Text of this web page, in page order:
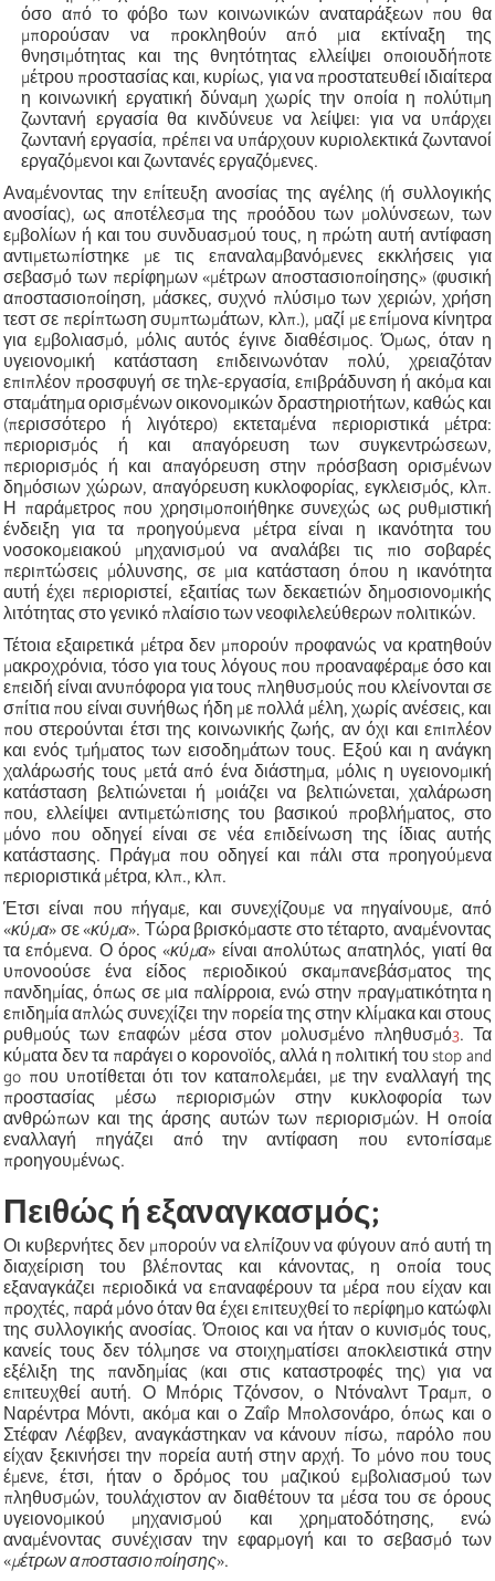
όσο από το φόβο των κοινωνικών αναταράξεων που θα
μπορούσαν να προκληθούν από μια εκτίναξη της
θνησιμότητας και της θνητότητας ελλείψει οποιουδήποτε
μέτρου προστασίας και, κυρίως, για να προστατευθεί ιδιαίτερα
η κοινωνική εργατική δύναμη χωρίς την οποία η πολύτιμη
ζωντανή εργασία θα κινδύνευε να λείψει: για να υπάρχει
ζωντανή εργασία, πρέπει να υπάρχουν κυριολεκτικά ζωντανοί
εργαζόμενοι και ζωντανές εργαζόμενες.
Αναμένοντας την επίτευξη ανοσίας της αγέλης (ή συλλογικής
ανοσίας), ως αποτέλεσμα της προόδου των μολύνσεων, των
εμβολίων ή και του συνδυασμού τους, η πρώτη αυτή αντίφαση
αντιμετωπίστηκε με τις επαναλαμβανόμενες εκκλήσεις για
σεβασμό των περίφημων«μέτρων αποστασιοποίησης» (φυσική
αποστασιοποίηση, μάσκες, συχνό πλύσιμο των χεριών, χρήση
τεστσε περίπτωση συμπτωμάτων, κλπ.), μαζί με επίμονα κίνητρα
για εμβολιασμό, μόλις αυτός έγινε διαθέσιμος. Όμως, όταν η
υγειονομική κατάσταση επιδεινωνόταν πολύ, χρειαζόταν
επιπλέον προσφυγή σε τηλε-εργασία, επιβράδυνση ή ακόμα και
σταμάτημα ορισμένων οικονομικών δραστηριοτήτων, καθώς και
(περισσότερο ή λιγότερο) εκτεταμένα περιοριστικά μέτρα:
περιορισμός ή και απαγόρευση των συγκεντρώσεων,
περιορισμός ή και απαγόρευση στην πρόσβαση ορισμένων
δημόσιων χώρων, απαγόρευση κυκλοφορίας,εγκλεισμός, κλπ.
Η παράμετρος που χρησιμοποιήθηκε συνεχώς ως ρυθμιστική
ένδειξη για τα προηγούμενα μέτρα είναι η ικανότητα του
νοσοκομειακού μηχανισμού να αναλάβει τις πιο σοβαρές
περιπτώσεις μόλυνσης, σε μια κατάσταση όπου η ικανότητα
αυτή έχει περιοριστεί, εξαιτίας των δεκαετιών δημοσιονομικής
λιτότητας στο γενικό πλαίσιο των νεοφιλελεύθερων πολιτικών.
Τέτοια εξαιρετικά μέτρα δεν μπορούν προφανώς να κρατηθούν
μακροχρόνια, τόσο για τους λόγους που προαναφέραμε όσο και
επειδή είναι ανυπόφορα για τους πληθυσμούς που κλείνονται σε
σπίτια που είναι συνήθως ήδη με πολλά μέλη, χωρίς ανέσεις, και
που στερούνται έτσι της κοινωνικής ζωής, αν όχι και επιπλέον
και ενός τμήματος των εισοδημάτων τους. Εξού και η ανάγκη
χαλάρωσής τους μετά από ένα διάστημα, μόλις η υγειονομική
κατάσταση βελτιώνεται ή μοιάζει να βελτιώνεται, χαλάρωση
που,ελλείψει αντιμετώπισης του βασικού προβλήματος, στο
μόνο που οδηγεί είναι σε νέα επιδείνωση της ίδιας αυτής
κατάστασης. Πράγμα που οδηγεί και πάλι στα προηγούμενα
περιοριστικά μέτρα, κλπ., κλπ.
Έτσι είναι που πήγαμε, και συνεχίζουμε να πηγαίνουμε, από
«κύμα» σε «κύμα». Τώρα βρισκόμαστε στο τέταρτο, αναμένοντας
τα επόμενα. Ο όρος «κύμα» είναι απολύτως απατηλός, γιατί θα
υπονοούσε ένα είδος περιοδικού σκαμπανεβάσματος της
πανδημίας, όπως σε μια παλίρροια, ενώ στην πραγματικότητα η
επιδημία απλώς συνεχίζει την πορεία της στην κλίμακα και στους
ρυθμούς των επαφών μέσα στον μολυσμένο πληθυσμό3. Τα
κύματα δεν τα παράγειο κορονοϊός, αλλά η πολιτική του stop and
go που υποτίθεται ότι τον καταπολεμάει, με την εναλλαγή της
προστασίας μέσω περιορισμών στην κυκλοφορία των
ανθρώπων και της άρσης αυτών των περιορισμών. Η οποία
εναλλαγή πηγάζει από την αντίφαση που εντοπίσαμε
προηγουμένως.
Πειθώς ή εξαναγκασμός;
Οι κυβερνήτες δεν μπορούν να ελπίζουν να φύγουν από αυτή τη
διαχείριση του βλέποντας και κάνοντας, η οποία τους
εξαναγκάζει περιοδικά να επαναφέρουν τα μέρα που είχαν και
προχτές, παρά μόνο όταν θα έχει επιτευχθεί το περίφημο κατώφλι
της συλλογικής ανοσίας. Όποιος και να ήταν ο κυνισμός τους,
κανείς τους δεν τόλμησε να στοιχηματίσει αποκλειστικάστην
εξέλιξη της πανδημίας (και στις καταστροφές της) για να
επιτευχθεί αυτή. Ο Μπόρις Τζόνσον, ο Ντόναλντ Τραμπ, ο
Ναρέντρα Μόντι, ακόμα και ο Ζαΐρ Μπολσονάρο, όπως και ο
Στέφαν Λέφβεν, αναγκάστηκαν να κάνουν πίσω, παρόλο που
είχαν ξεκινήσει την πορεία αυτή στην αρχή. Το μόνο που τους
έμενε, έτσι, ήταν ο δρόμος του μαζικού εμβολιασμού των
πληθυσμών, τουλάχιστον αν διαθέτουν τα μέσα του σε όρους
υγειονομικού μηχανισμού και χρηματοδότησης, ενώ
αναμένοντας συνέχισαν την εφαρμογή και το σεβασμό των
«μέτρων αποστασιοποίησης».